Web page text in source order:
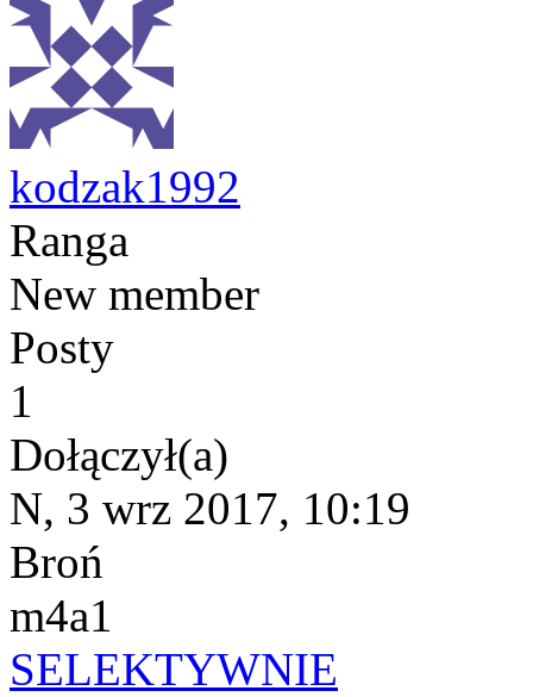
kodzak1992
Ranga
New member
Posty
1
Dołączył(a)
N, 3 wrz 2017, 10:19
Broń
m4a1
SELEKTYWNIE